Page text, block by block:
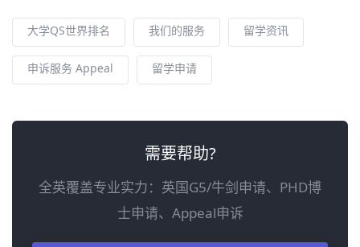
大学QS世界排名 我们的服务 留学资讯
申诉服务 Appeal 留学申请
需要帮助?
全英覆盖专业实力：英国G5/牛剑申请、PHD博
士申请、Appeal申诉